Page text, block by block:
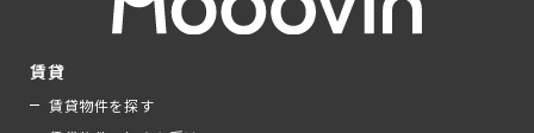
賃貸
賃貸物件を探す